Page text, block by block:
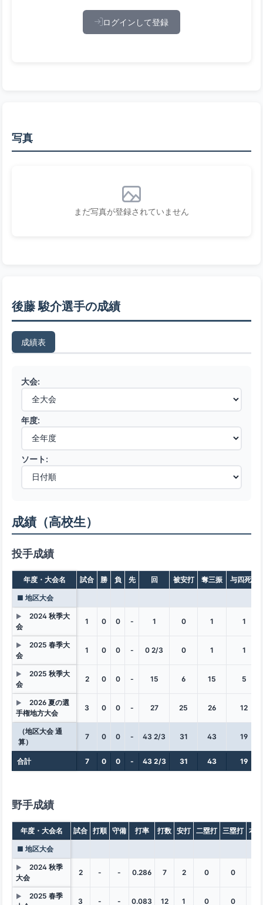
ログインして登録
写真
まだ写真が登録されていません
後藤 駿介選手の成績
成績表
大会:
年度:
ソート:
成績（高校生）
投手成績
年度・大会名 試合 勝 負 先 回 被安打 奪三振 与四死球
■ 地区大会
▶
2024 秋季大
会
1 0 0 - 1 0 1 1
▶
2025 春季大
会
1 0 0 - 0 2/3 0 1 1
▶
2025 秋季大
会
2 0 0 - 15 6 15 5
▶
2026 夏の選
手権地方大会
3 0 0 - 27 25 26 12
（地区大会 通
算）
7 0 0 - 43 2/3 31 43 19
合計 7 0 0 - 43 2/3 31 43 19
野手成績
年度・大会名 試合 打順 守備 打率 打数 安打 二塁打 三塁打 本
■ 地区大会
▶
2024 秋季
大会
2 - - 0.286 7 2 0 0
▶
2025 春季
3 - - 0.083 12 1 0 0